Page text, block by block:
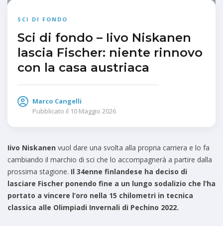
SCI DI FONDO
Sci di fondo – Iivo Niskanen
lascia Fischer: niente rinnovo
con la casa austriaca
Marco Cangelli
Pubblicato il 10 Maggio 2026
Iivo Niskanen vuol dare una svolta alla propria carriera e lo fa
cambiando il marchio di sci che lo accompagnerà a partire dalla
prossima stagione. Il 34enne finlandese ha deciso di
lasciare Fischer ponendo fine a un lungo sodalizio che l’ha
portato a vincere l’oro nella 15 chilometri in tecnica
classica alle Olimpiadi Invernali di Pechino 2022.